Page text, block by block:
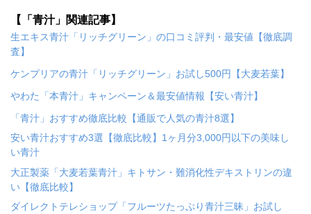
【「青汁」関連記事】
生エキス青汁「リッチグリーン」の口コミ評判・最安値【徹底調
査】
ケンプリアの青汁「リッチグリーン」お試し500円【大麦若葉】
やわた「本青汁」キャンペーン＆最安値情報【安い青汁】
「青汁」おすすめ徹底比較【通販で人気の青汁8選】
安い青汁おすすめ3選【徹底比較】1ヶ月分3,000円以下の美味し
い青汁
大正製薬「大麦若葉青汁」キトサン・難消化性デキストリンの違
い【徹底比較】
ダイレクトテレショップ「フルーツたっぷり青汁三昧」お試し